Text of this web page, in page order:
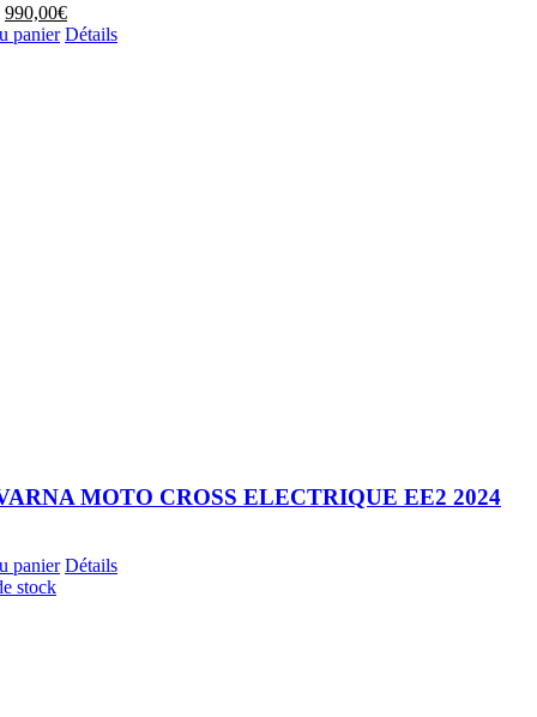
Le
prix
990,00€Le
prix
panier Détails
MOTO CROSS ELECTRIQUE EE2 2024
panier Détails
stock